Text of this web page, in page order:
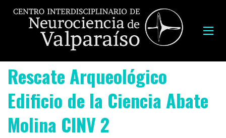
Rescate Arqueológico
Edificio de la Ciencia Abate
Molina CINV 2